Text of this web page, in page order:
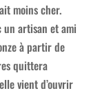
moins cher.
un artisan et ami
à partir de
quittera
vient d’ouvrir